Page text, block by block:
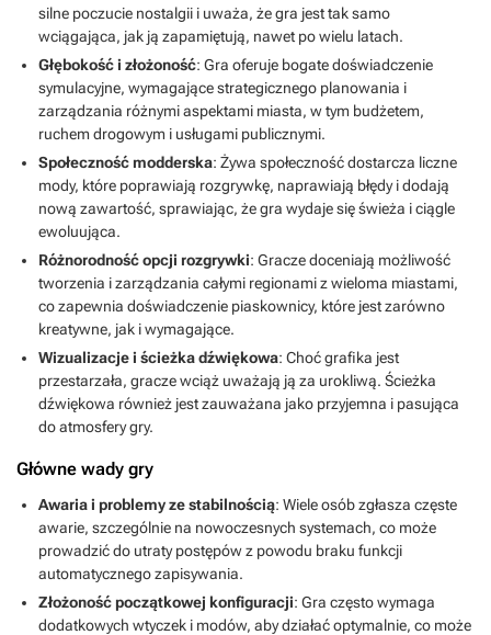
silne poczucie nostalgii i uważa, że gra jest tak samo
wciągająca, jak ją zapamiętują, nawet po wielu latach.
Głębokość i złożoność: Gra oferuje bogate doświadczenie
symulacyjne, wymagające strategicznego planowania i
zarządzania różnymi aspektami miasta, w tym budżetem,
ruchem drogowym i usługami publicznymi.
Społeczność modderska: Żywa społeczność dostarcza liczne
mody, które poprawiają rozgrywkę, naprawiają błędy i dodają
nową zawartość, sprawiając, że gra wydaje się świeża i ciągle
ewoluująca.
Różnorodność opcji rozgrywki: Gracze doceniają możliwość
tworzenia i zarządzania całymi regionami z wieloma miastami,
co zapewnia doświadczenie piaskownicy, które jest zarówno
kreatywne, jak i wymagające.
Wizualizacje i ścieżka dźwiękowa: Choć grafika jest
przestarzała, gracze wciąż uważają ją za urokliwą. Ścieżka
dźwiękowa również jest zauważana jako przyjemna i pasująca
do atmosfery gry.
Główne wady gry
Awaria i problemy ze stabilnością: Wiele osób zgłasza częste
awarie, szczególnie na nowoczesnych systemach, co może
prowadzić do utraty postępów z powodu braku funkcji
automatycznego zapisywania.
Złożoność początkowej konfiguracji: Gra często wymaga
dodatkowych wtyczek i modów, aby działać optymalnie, co może